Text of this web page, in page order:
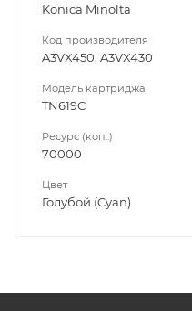
Konica Minolta
Код производителя
A3VX450, A3VX430
Модель картриджа
TN619C
Ресурс (коп..)
70000
Цвет
Голубой (Cyan)